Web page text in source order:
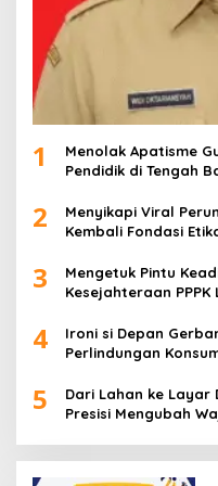
1
Menolak Apatisme
Pendidik di Tengah
2
Menyikapi Viral
Kembali Fondasi
3
Mengetuk Pintu
Kesejahteraan PPPK
4
Ironi si Depan
Perlindungan
5
Dari Lahan ke